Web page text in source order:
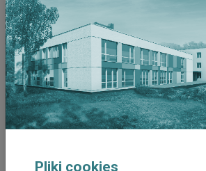
Grudzień 2022
Listopad 2022
Październik 2022
Wrzesień 2022
Pliki cookies